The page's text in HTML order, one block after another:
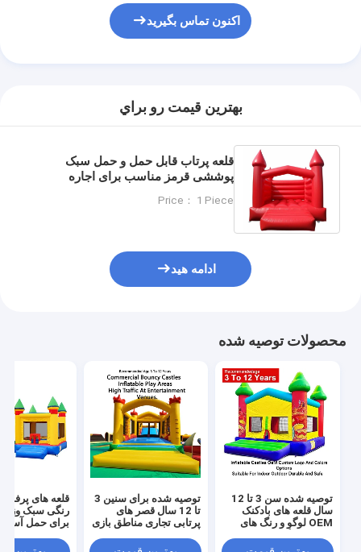
اکنون تماس بگیرید
بهترين قيمت رو براي
قلعه پرتاب قابل حمل و حمل سبک
پوششی قرمز مناسب برای اجاره
مناطق بازی کودکان
Price： 1 Piece
ادامه هید
محصولات توصیه شده
توصیه شده سن 3 تا 12
سال قلعه های بادکنک
OEM لوگو و رنگ های
مناسب برای فضای باز
توصیه شده برای سنین 3
تا 12 سال قصر های
پرتابی تجاری مناطق بازی
ترافیک زیاد در مکان های
قلعه های
رنگی سبک وزن
برای حمل آسان
ایده آل برای